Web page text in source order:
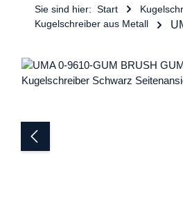
Sie sind hier: Start
Kugelschreiber aus Metall
Bildergalerie überspringen